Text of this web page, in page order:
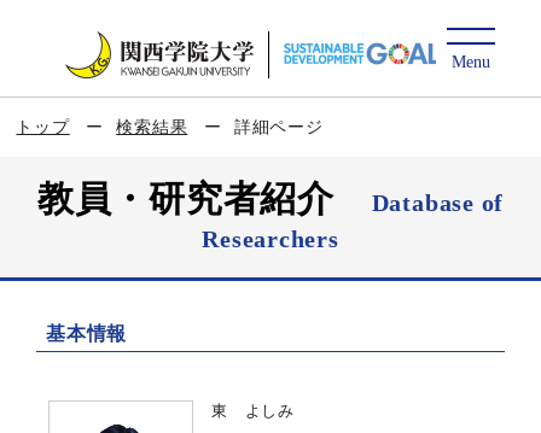
トップ 検索結果 詳細ページ
教員・研究者紹介
Database of
Researchers
基本情報
東 よしみ